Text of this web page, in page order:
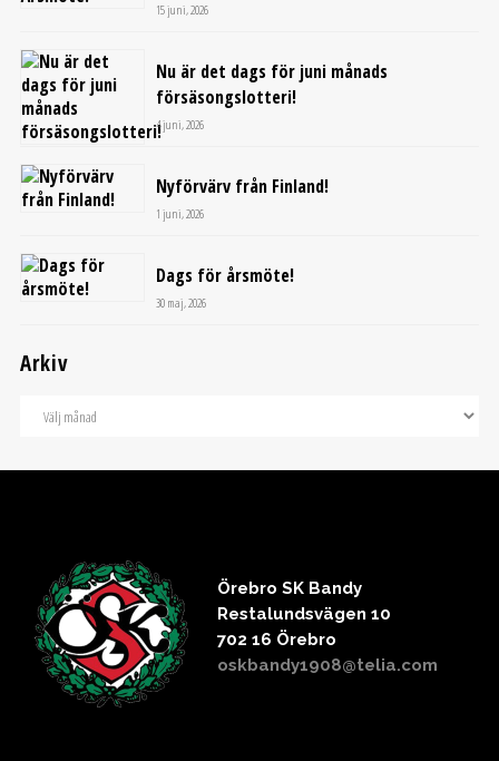
15 juni, 2026
Nu är det dags för juni månads
försäsongslotteri!
4 juni, 2026
Nyförvärv från Finland!
1 juni, 2026
Dags för årsmöte!
30 maj, 2026
Arkiv
Örebro SK Bandy
Restalundsvägen 10
702 16 Örebro
oskbandy1908@telia.com